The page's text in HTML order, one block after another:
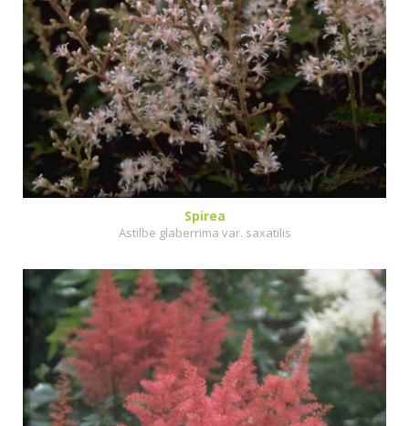
Spirea
Astilbe glaberrima var. saxatilis